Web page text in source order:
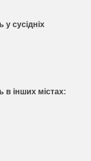
сусідніх
інших містах: